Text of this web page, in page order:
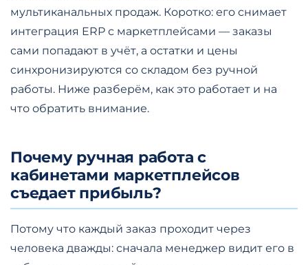
мультиканальных продаж. Коротко: его снимает
интеграция ERP с маркетплейсами — заказы
сами попадают в учёт, а остатки и цены
синхронизируются со складом без ручной
работы. Ниже разберём, как это работает и на
что обратить внимание.
Почему ручная работа с
кабинетами маркетплейсов
съедает прибыль?
Потому что каждый заказ проходит через
человека дважды: сначала менеджер видит его в